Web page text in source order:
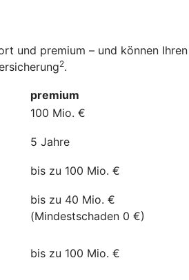
und premium – und können Ihren
2.
premium
100 Mio. €
5 Jahre
bis zu 100 Mio. €
bis zu 40 Mio. €
(Mindestschaden 0 €)
bis zu 100 Mio. €